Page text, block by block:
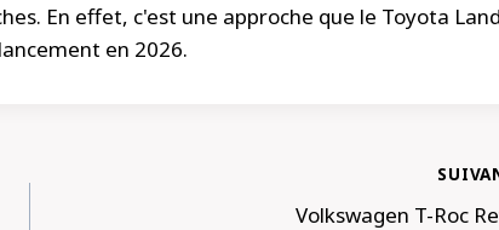
En effet, c'est une approche que le Toyota Land
en 2026.
Volkswagen T-Roc